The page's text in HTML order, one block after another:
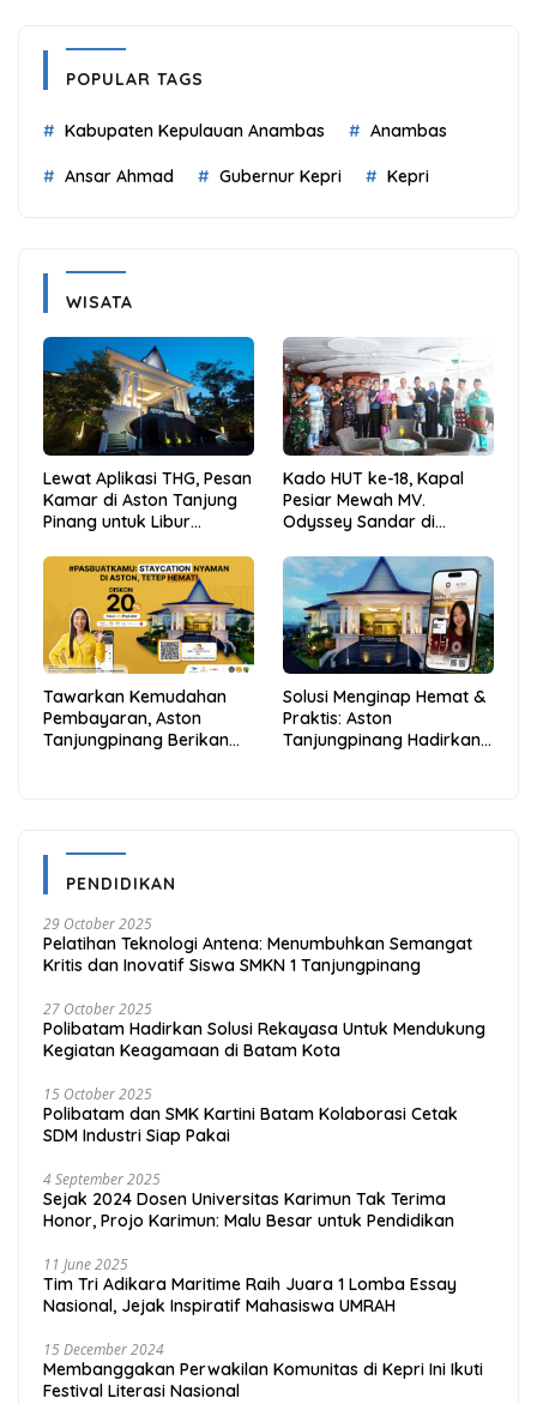
POPULAR TAGS
Kabupaten Kepulauan Anambas Anambas
Ansar Ahmad Gubernur Kepri Kepri
WISATA
Lewat Aplikasi THG, Pesan
Kamar di Aston Tanjung
Pinang untuk Libur
dan Hemat
Kado HUT ke-18, Kapal
Pesiar Mewah MV.
Odyssey Sandar di
Anambas Siap Mendunia
Tawarkan Kemudahan
Pembayaran, Aston
Tanjungpinang Berikan
Solusi Menginap Hemat &
Praktis: Aston
Tanjungpinang Hadirkan
PENDIDIKAN
29 October 2025
Pelatihan Teknologi Antena: Menumbuhkan Semangat
Kritis dan Inovatif Siswa SMKN 1 Tanjungpinang
27 October 2025
Polibatam Hadirkan Solusi Rekayasa Untuk Mendukung
Kegiatan Keagamaan di Batam Kota
15 October 2025
Polibatam dan SMK Kartini Batam Kolaborasi Cetak
SDM Industri Siap Pakai
4 September 2025
Sejak 2024 Dosen Universitas Karimun Tak Terima
Honor, Projo Karimun: Malu Besar untuk Pendidikan
11 June 2025
Tim Tri Adikara Maritime Raih Juara 1 Lomba Essay
Nasional, Jejak Inspiratif Mahasiswa UMRAH
15 December 2024
Membanggakan Perwakilan Komunitas di Kepri Ini Ikuti
Festival Literasi Nasional